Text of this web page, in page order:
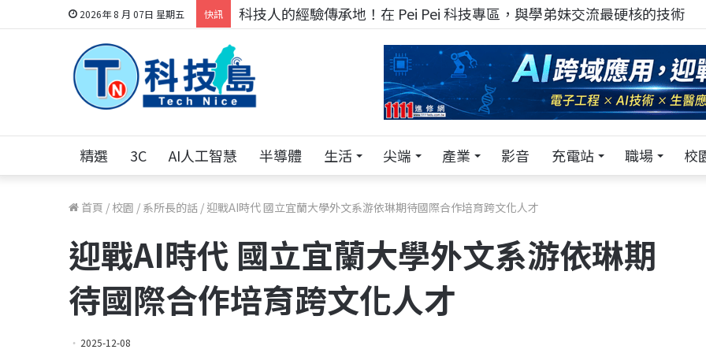
2026年 8 月 07日 星期五 快訊 科技人的經驗傳承地！在 Pei Pei 科技專區，與學弟妹交流最硬核的技術
精選 3C AI人工智慧 半導體 生活 尖端 產業 影音 充電站 職場 校
首頁 / 校園 / 系所長的話 / 迎戰AI時代 國立宜蘭大學外文系游依琳期待國際合作培育跨文化人才
迎戰AI時代 國立宜蘭大學外文系游依琳期
待國際合作培育跨文化人才
2025-12-08